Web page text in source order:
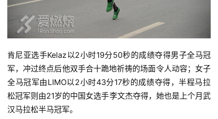
肯尼亚选手Kelaz以2小时19分50秒的成绩夺得男子全马冠
军，冲过终点后他双手合十跪地祈祷的场面令人动容；女子
全马冠军由LIMO以2小时43分17秒的成绩夺得，半程马拉
松冠军则由21岁的中国女选手李文杰夺得，她也是上个月武
汉马拉松半马冠军。